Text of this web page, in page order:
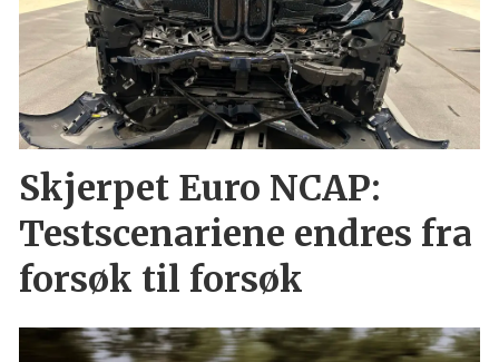
Skjerpet Euro NCAP:
Testscenariene endres fra
forsøk til forsøk